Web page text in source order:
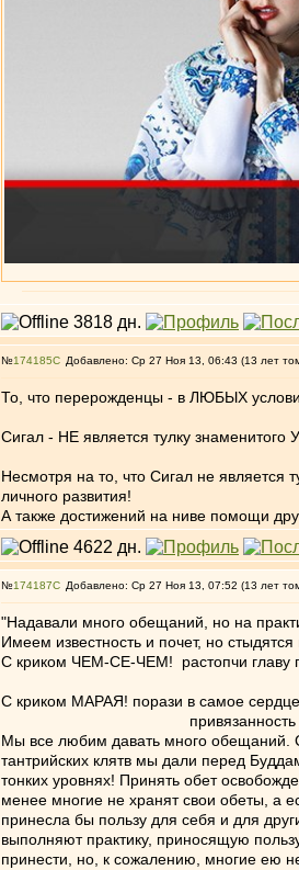
№174185 Добавлено: Ср 27 Ноя 13, 06:43 (13 лет
То, что перерожденцы - в ЛЮБЫХ
Сигал - НЕ является тулку
Несмотря на то, что Сигал не является
личного развития!
А также достижений на ниве помощи
№174187 Добавлено: Ср 27 Ноя 13, 07:52 (13 лет
"Надавали много обещаний, но на
Имеем известность и почет, но
С криком ЧЕМ-СЕ-ЧЕМ! растопчи главу
С криком МАРАЯ! порази в самое
привязанность к Я и
Мы все любим давать много обещаний.
тантрийских клятв мы дали перед
тонких уровнях! Принять обет
менее многие не хранят свои обеты, а
принесла бы пользу для себя и для
выполняют практику, приносящую
принести, но, к сожалению, многие ею